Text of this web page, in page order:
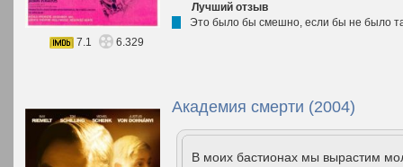
Лучший отзыв
Это было бы смешно, если бы не было
7.1
6.329
Академия смерти (2004)
В моих бастионах мы вырастим